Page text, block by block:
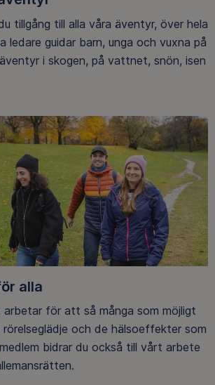
tillgång till alla våra äventyr, över hela
ledare guidar barn, unga och vuxna på
i skogen, på vattnet, snön, isen
alla
för att så många som möjligt
och de hälsoeffekter som
bidrar du också till vårt arbete